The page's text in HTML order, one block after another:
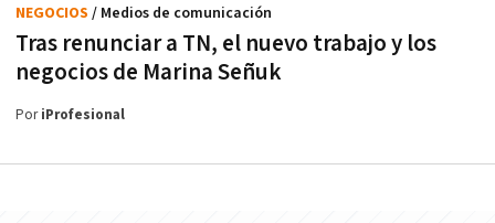
Tras renunciar a TN, el nuevo trabajo y los
negocios de Marina Señuk
NEGOCIOS / Medios de comunicación
PoriProfesional